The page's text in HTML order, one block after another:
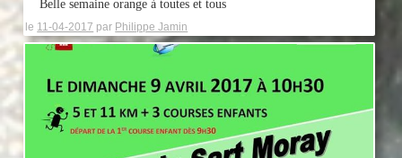
Belle semaine orange à toutes et tous
le 11-04-2017 par Philippe Jamin